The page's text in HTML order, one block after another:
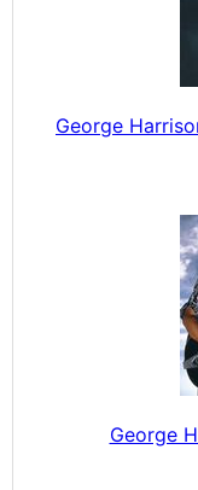
George
George